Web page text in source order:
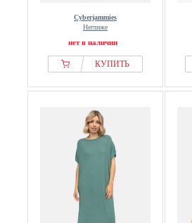
Cyberjammies
Неглиже
нет в наличии
КУПИТЬ